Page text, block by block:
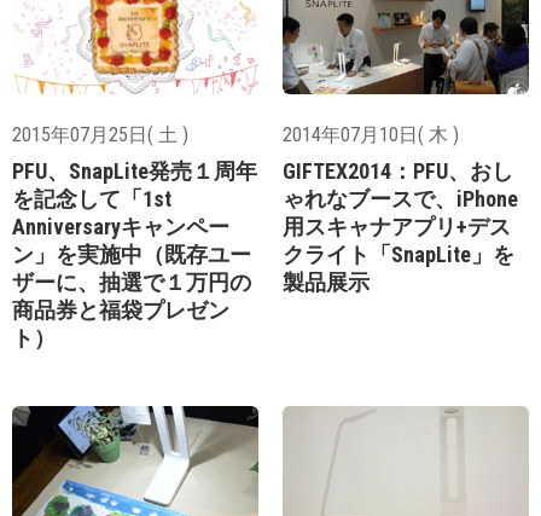
2015年07月25日( 土 )
PFU、SnapLite発売１周年
を記念して「1st
Anniversaryキャンペー
ン」を実施中（既存ユー
ザーに、抽選で１万円の
商品券と福袋プレゼン
ト）
2014年07月10日( 木 )
GIFTEX2014：PFU、おし
ゃれなブースで、iPhone
用スキャナアプリ+デス
クライト「SnapLite」を
製品展示